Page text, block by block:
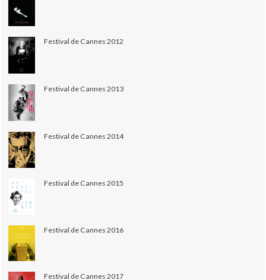
Festival de Cannes 2012
Festival de Cannes 2013
Festival de Cannes 2014
Festival de Cannes 2015
Festival de Cannes 2016
Festival de Cannes 2017